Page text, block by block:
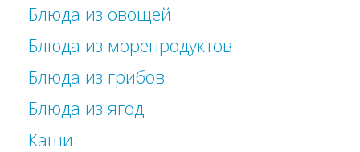
Блюда из овощей
Блюда из морепродуктов
Блюда из грибов
Блюда из ягод
Каши